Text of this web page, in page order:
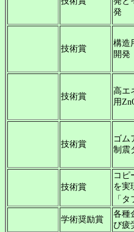
発
技術賞
構造
開発
技術賞
高エ
用
技術賞
ゴム
制震
技術賞
コピ
を実
「
学術奨励賞
各種
び疲